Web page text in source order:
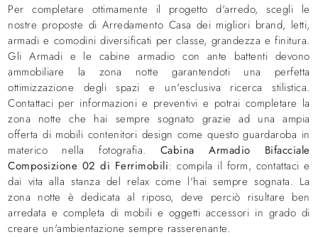
Per completare ottimamente il progetto d'arredo, scegli le
nostre proposte di Arredamento Casa dei migliori brand, letti,
armadi e comodini diversificati per classe, grandezza e finitura.
Gli Armadi e le cabine armadio con ante battenti devono
ammobiliare la zona notte garantendoti una perfetta
ottimizzazione degli spazi e un'esclusiva ricerca stilistica.
Contattaci per informazioni e preventivi e potrai completare la
zona notte che hai sempre sognato grazie ad una ampia
offerta di mobili contenitori design come questo guardaroba in
materico nella fotografia. Cabina Armadio Bifacciale
Composizione 02 di Ferrimobili: compila il form, contattaci e
dai vita alla stanza del relax come l'hai sempre sognata. La
zona notte è dedicata al riposo, deve perciò risultare ben
arredata e completa di mobili e oggetti accessori in grado di
creare un'ambientazione sempre rasserenante.